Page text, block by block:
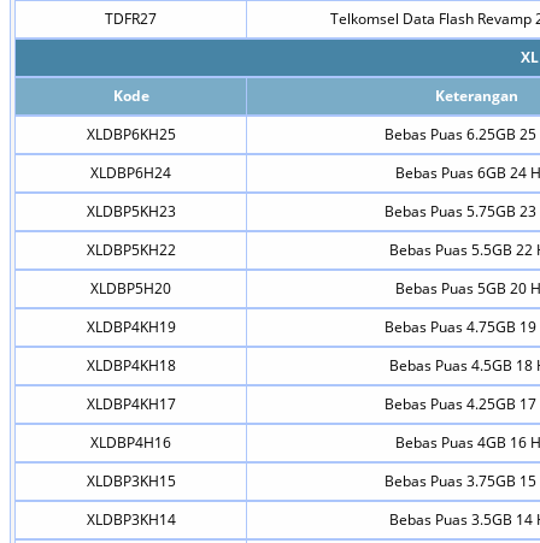
TDFR27
Telkomsel Data Flash Revamp
Kode
Keterangan
XLDBP6KH25
Bebas Puas 6.25GB
XLDBP6H24
Bebas Puas 6GB 24
XLDBP5KH23
Bebas Puas 5.75GB
XLDBP5KH22
Bebas Puas 5.5GB 22
XLDBP5H20
Bebas Puas 5GB 20
XLDBP4KH19
Bebas Puas 4.75GB
XLDBP4KH18
Bebas Puas 4.5GB 18
XLDBP4KH17
Bebas Puas 4.25GB
XLDBP4H16
Bebas Puas 4GB 16
XLDBP3KH15
Bebas Puas 3.75GB
XLDBP3KH14
Bebas Puas 3.5GB 14